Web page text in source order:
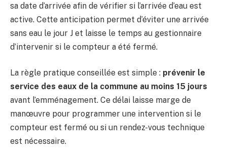
sa date d’arrivée afin de vérifier si l’arrivée d’eau est
active. Cette anticipation permet d’éviter une arrivée
sans eau le jour J et laisse le temps au gestionnaire
d’intervenir si le compteur a été fermé.
La règle pratique conseillée est simple : prévenir le
service des eaux de la commune au moins 15 jours
avant l’emménagement. Ce délai laisse marge de
manœuvre pour programmer une intervention si le
compteur est fermé ou si un rendez-vous technique
est nécessaire.